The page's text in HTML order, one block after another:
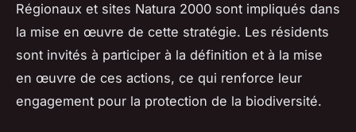
Régionaux et sites Natura 2000 sont impliqués dans
la mise en œuvre de cette stratégie. Les résidents
sont invités à participer à la définition et à la mise
en œuvre de ces actions, ce qui renforce leur
engagement pour la protection de la biodiversité.